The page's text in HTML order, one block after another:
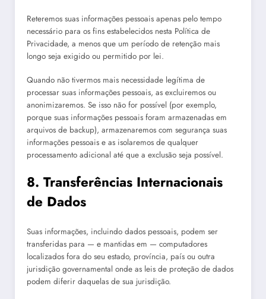
Reteremos suas informações pessoais apenas pelo tempo
necessário para os fins estabelecidos nesta Política de
Privacidade, a menos que um período de retenção mais
longo seja exigido ou permitido por lei.
Quando não tivermos mais necessidade legítima de
processar suas informações pessoais, as excluiremos ou
anonimizaremos. Se isso não for possível (por exemplo,
porque suas informações pessoais foram armazenadas em
arquivos de backup), armazenaremos com segurança suas
informações pessoais e as isolaremos de qualquer
processamento adicional até que a exclusão seja possível.
8. Transferências Internacionais
de Dados
Suas informações, incluindo dados pessoais, podem ser
transferidas para — e mantidas em — computadores
localizados fora do seu estado, província, país ou outra
jurisdição governamental onde as leis de proteção de dados
podem diferir daquelas de sua jurisdição.